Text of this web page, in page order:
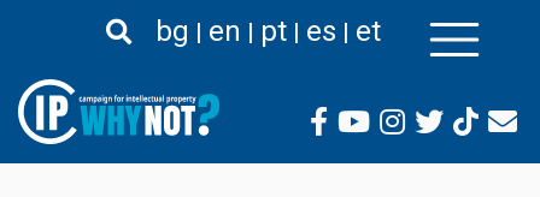
para
conteúdo
principal
bg en pt es et